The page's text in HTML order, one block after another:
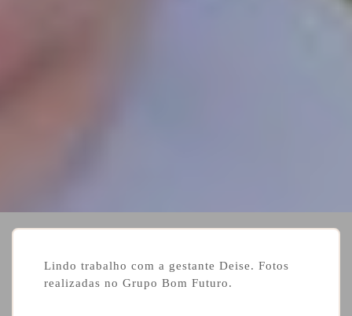
Lindo trabalho com a gestante Deise. Fotos
realizadas no Grupo Bom Futuro.